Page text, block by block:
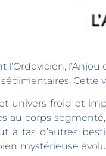
l’Ordovicien,
Cette
univers froid et
au corps
à tas d’autres
mystérieuse